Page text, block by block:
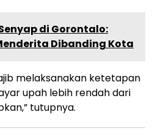
di Gorontalo:
Dibanding Kota
melaksanakan ketetapan
upah lebih rendah dari
tutupnya.